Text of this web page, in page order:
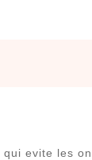
evite les